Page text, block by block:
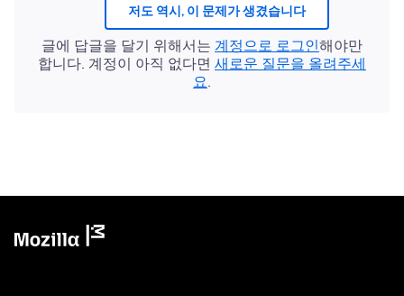
저도 역시, 이 문제가 생겼습니다
글에 답글을 달기 위해서는 계정으로 로그인해야만
합니다. 계정이 아직 없다면 새로운 질문을 올려주세
요.